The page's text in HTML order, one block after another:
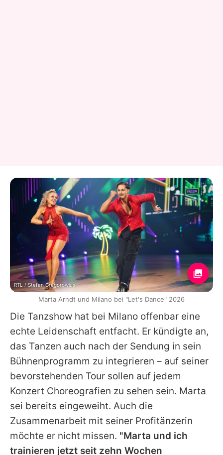
Die Tanzshow hat bei Milano offenbar eine
echte Leidenschaft entfacht. Er kündigte an,
das Tanzen auch nach der Sendung in sein
Bühnenprogramm zu integrieren – auf seiner
bevorstehenden Tour sollen auf jedem
Konzert Choreografien zu sehen sein. Marta
sei bereits eingeweiht. Auch die
Zusammenarbeit mit seiner Profitänzerin
möchte er nicht missen. "Marta und ich
trainieren jetzt seit zehn Wochen
RTL / Stefan Gregorowius
Marta Arndt und Milano bei "Let's Dance" 2026